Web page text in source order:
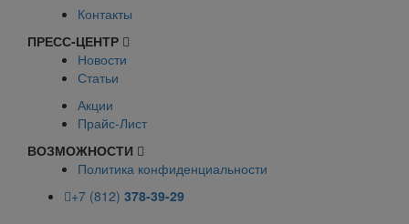
Контакты
ПРЕСС-ЦЕНТР
Новости
Статьи
Акции
Прайс-Лист
ВОЗМОЖНОСТИ
Политика конфиденциальности
+7 (812) 378-39-29